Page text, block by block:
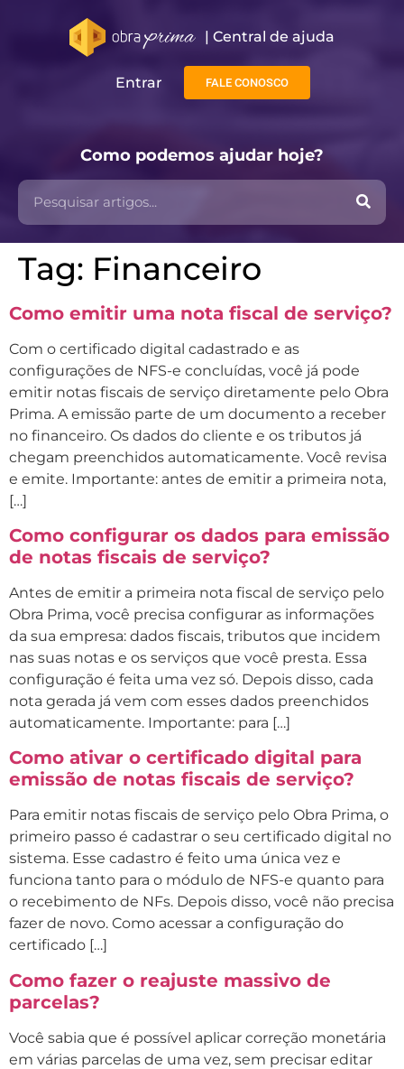
| Central de ajuda​
Entrar FALE CONOSCO
Como podemos ajudar hoje?
Tag: Financeiro
Como emitir uma nota fiscal de serviço?
Com o certificado digital cadastrado e as
configurações de NFS-e concluídas, você já pode
emitir notas fiscais de serviço diretamente pelo Obra
Prima. A emissão parte de um documento a receber
no financeiro. Os dados do cliente e os tributos já
chegam preenchidos automaticamente. Você revisa
e emite. Importante: antes de emitir a primeira nota,
[…]
Como configurar os dados para emissão
de notas fiscais de serviço?
Antes de emitir a primeira nota fiscal de serviço pelo
Obra Prima, você precisa configurar as informações
da sua empresa: dados fiscais, tributos que incidem
nas suas notas e os serviços que você presta. Essa
configuração é feita uma vez só. Depois disso, cada
nota gerada já vem com esses dados preenchidos
automaticamente. Importante: para […]
Como ativar o certificado digital para
emissão de notas fiscais de serviço?
Para emitir notas fiscais de serviço pelo Obra Prima, o
primeiro passo é cadastrar o seu certificado digital no
sistema. Esse cadastro é feito uma única vez e
funciona tanto para o módulo de NFS-e quanto para
o recebimento de NFs. Depois disso, você não precisa
fazer de novo. Como acessar a configuração do
certificado […]
Como fazer o reajuste massivo de
parcelas?
Você sabia que é possível aplicar correção monetária
em várias parcelas de uma vez, sem precisar editar